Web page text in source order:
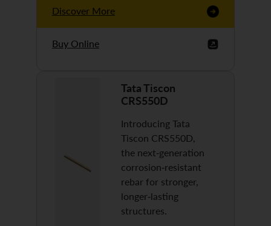
Discover More
Buy Online
Tata Tiscon
CRS550D
Introducing Tata
Tiscon CRS550D,
the next-generation
corrosion-resistant
rebar for stronger,
longer-lasting
structures.